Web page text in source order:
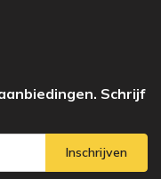
Schrijf
Inschrijven